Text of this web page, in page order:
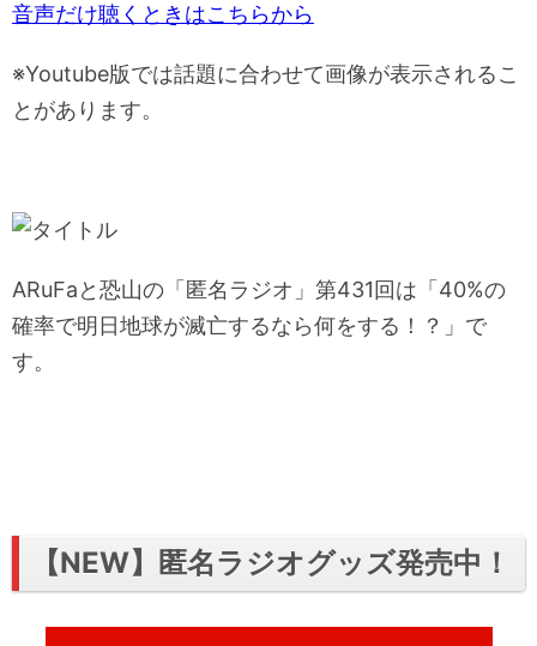
音声だけ聴くときはこちらから
※Youtube版では話題に合わせて画像が表示されるこ
とがあります。
ARuFaと恐山の「匿名ラジオ」第431回は「40%の
確率で明日地球が滅亡するなら何をする！？」で
す。
【NEW】匿名ラジオグッズ発売中！